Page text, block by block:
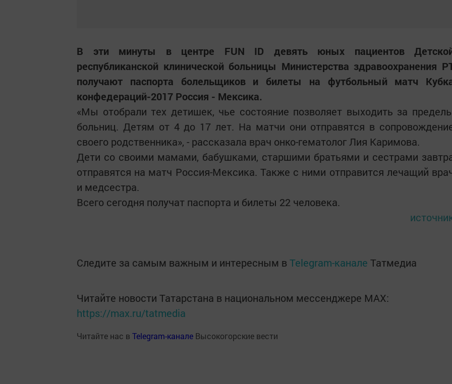
В эти минуты в центре FUN ID девять юных пациентов
республиканской клинической больницы Министерства здравоохранения
получают паспорта болельщиков и билеты на футбольный матч
конфедераций-2017 Россия - Мексика.
«Мы отобрали тех детишек, чье состояние позволяет выходить за
больниц. Детям от 4 до 17 лет. На матчи они отправятся в
своего родственника», - рассказала врач онко-гематолог Лия Каримова.
Дети со своими мамами, бабушками, старшими братьями и сестрами
отправятся на матч Россия-Мексика. Также с ними отправится лечащий
и медсестра.
Всего сегодня получат паспорта и билеты 22 человека.
Следите за самым важным и интересным в Telegram-канале Татмедиа
Читайте новости Татарстана в национальном мессенджере MАХ:
https://max.ru/tatmedia
Читайте нас в Telegram-канале Высокогорские вести